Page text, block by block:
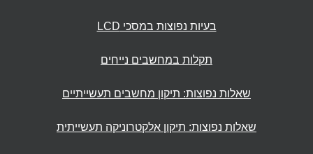
בעיות נפוצות במסכי LCD
תקלות במחשבים נייחים
שאלות נפוצות: תיקון מחשבים תעשייתיים
שאלות נפוצות: תיקון אלקטרוניקה תעשייתית